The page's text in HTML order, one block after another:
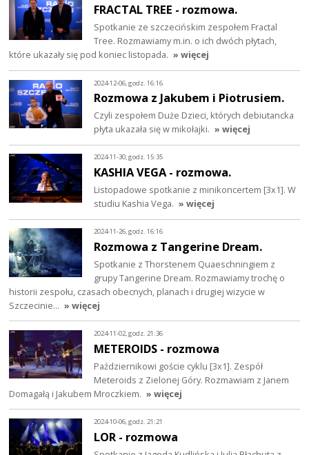
FRACTAL TREE - rozmowa.
Spotkanie ze szczecińskim zespołem Fractal
Tree. Rozmawiamy m.in. o ich dwóch płytach,
które ukazały się pod koniec listopada. » więcej
2024-12-06, godz. 16:16
Rozmowa z Jakubem i Piotrusiem.
Czyli zespołem Duże Dzieci, których debiutancka
płyta ukazała się w mikołajki. » więcej
2024-11-30, godz. 15:35
KASHIA VEGA - rozmowa.
Listopadowe spotkanie z minikoncertem [3x1]. W
studiu Kashia Vega. » więcej
2024-11-26, godz. 16:16
Rozmowa z Tangerine Dream.
Spotkanie z Thorstenem Quaeschningiem z
grupy Tangerine Dream. Rozmawiamy trochę o
historii zespołu, czasach obecnych, planach i drugiej wizycie w
Szczecinie… » więcej
2024-11-02, godz. 21:36
METEROIDS - rozmowa
Październikowi goście cyklu [3x1]. Zespół
Meteroids z Zielonej Góry. Rozmawiam z Janem
Domagałą i Jakubem Mroczkiem. » więcej
2024-10-06, godz. 21:21
LOR - rozmowa